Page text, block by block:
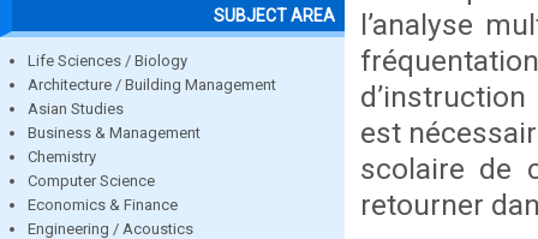
SUBJECT AREA
Life Sciences / Biology
Architecture / Building Management
Asian Studies
Business & Management
Chemistry
Computer Science
Economics & Finance
Engineering / Acoustics
l’analyse
est
scolaire de
retourner